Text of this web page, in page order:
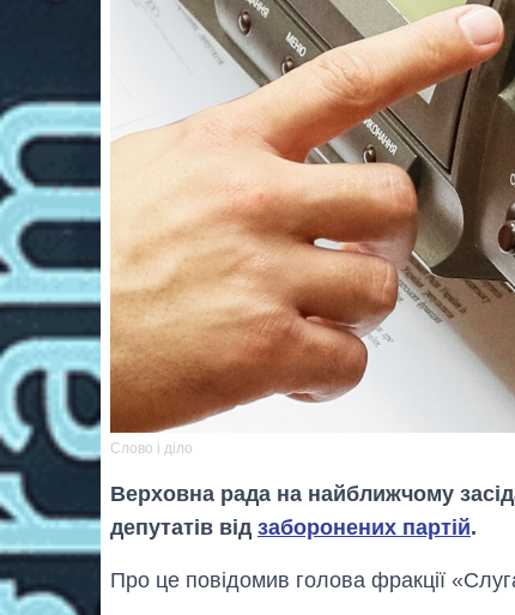
Слово і діло
Верховна рада на найближчому
депутатів від заборонених партій.
Про це повідомив голова фракції